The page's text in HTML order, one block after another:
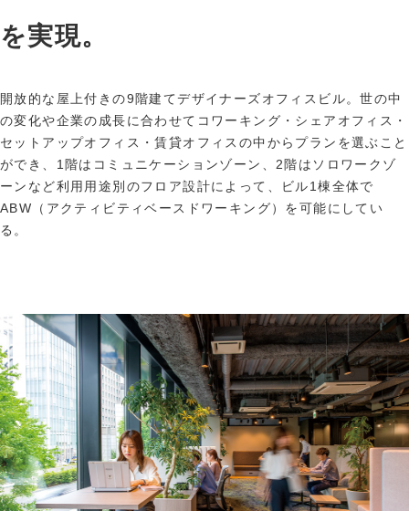
を実現。
開放的な屋上付きの9階建てデザイナーズオフィスビル。世の中
の変化や企業の成長に合わせてコワーキング・シェアオフィス・
セットアップオフィス・賃貸オフィスの中からプランを選ぶこと
ができ、1階はコミュニケーションゾーン、2階はソロワークゾ
ーンなど利用用途別のフロア設計によって、ビル1棟全体で
ABW（アクティビティベースドワーキング）を可能にしてい
る。